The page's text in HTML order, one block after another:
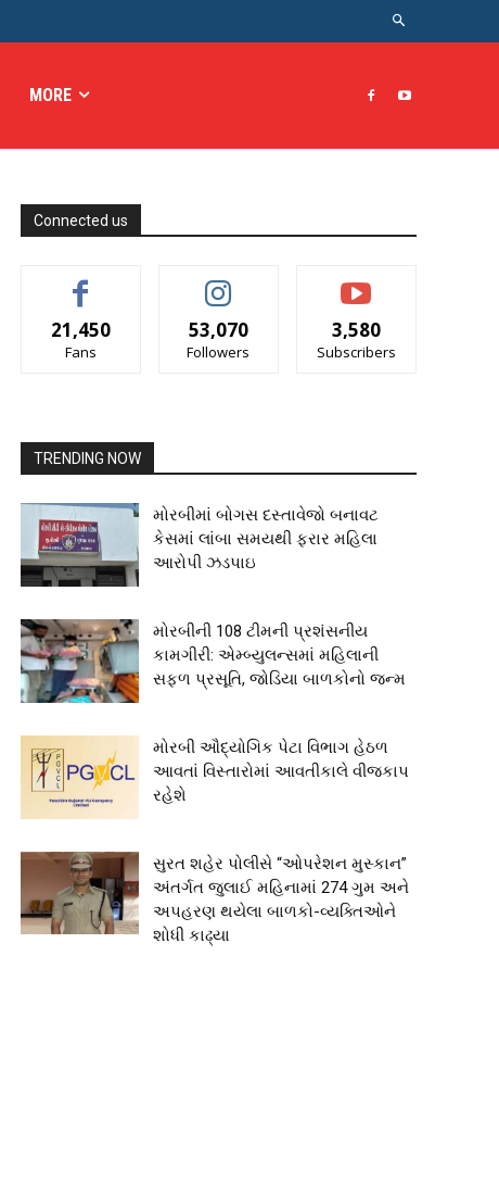
MORE
Connected us
21,450
Fans
53,070
Followers
3,580
Subscribers
TRENDING NOW
મોરબીમાં બોગસ દસ્તાવેજો બનાવટ
કેસમાં લાંબા સમયથી ફરાર મહિલા
આરોપી ઝડપાઇ
મોરબીની 108 ટીમની પ્રશંસનીય
કામગીરી: એમ્બ્યુલન્સમાં મહિલાની
સફળ પ્રસૂતિ, જોડિયા બાળકોનો જન્મ
મોરબી ઔદ્યોગિક પેટા વિભાગ હેઠળ
આવતાં વિસ્તારોમાં આવતીકાલે વીજકાપ
રહેશે
સુરત શહેર પોલીસે “ઓપરેશન મુસ્કાન”
અંતર્ગત જુલાઈ મહિનામાં 274 ગુમ અને
અપહરણ થયેલા બાળકો-વ્યક્તિઓને
શોધી કાઢ્યા